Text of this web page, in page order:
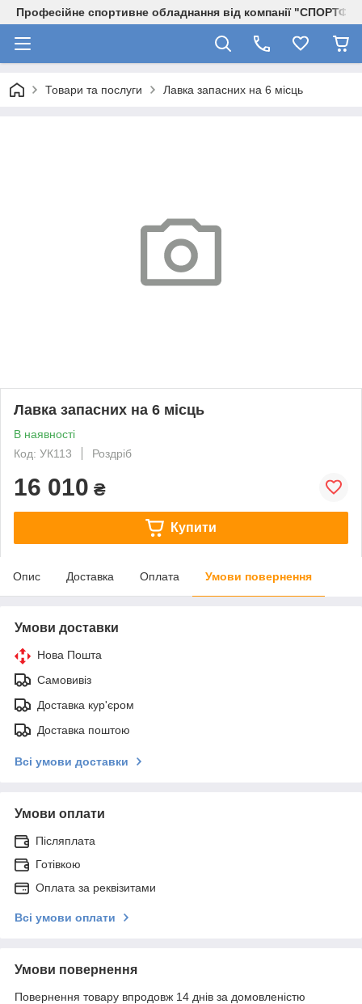
Професійне спортивне обладнання від компанії
Товари та послуги Лавка запасних на 6 місць
Лавка запасних на 6 місць
В наявності
Код: УК113
Роздріб
16 010 ₴
Купити
Опис Доставка Оплата Умови повернення
Умови доставки
Нова Пошта
Самовивіз
Доставка кур'єром
Доставка поштою
Всі умови доставки
Умови оплати
Післяплата
Готівкою
Оплата за реквізитами
Всі умови оплати
Умови повернення
Повернення товару впродовж 14 днів за домовленістю